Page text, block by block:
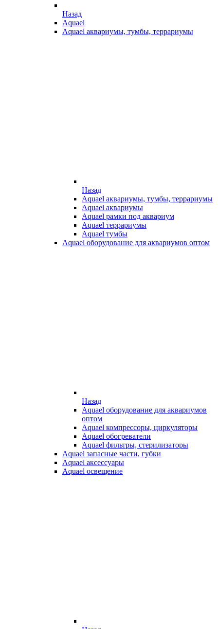
Назад
Aquael
Aquael аквариумы, тумбы, террариумы
Назад
Aquael аквариумы, тумбы, террариумы
Aquael аквариумы
Aquael рамки под аквариум
Aquael террариумы
Aquael тумбы
Aquael оборудование для аквариумов оптом
Назад
Aquael оборудование для аквариумов
оптом
Aquael компрессоры, циркуляторы
Aquael обогреватели
Aquael фильтры, стерилизаторы
Aquael запасные части, губки
Aquael аксессуары
Aquael освещение